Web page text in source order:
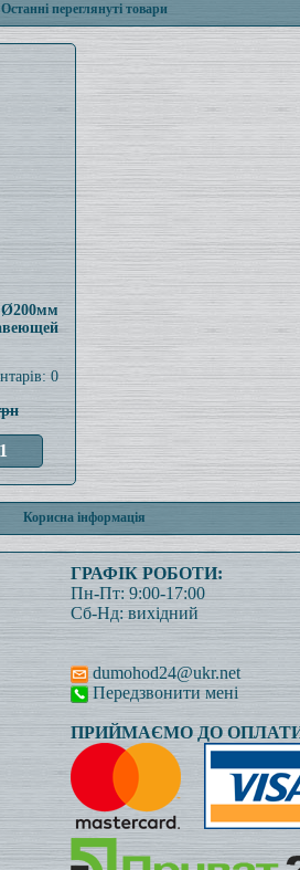
Останні переглянуті товари
Ø200мм
0
Корисна інформація
ГРАФІК РОБОТИ:
Пн-Пт: 9:00-17:00
Сб-Нд: вихідний
dumohod24@ukr.net
Передзвонити мені
ПРИЙМАЄМО ДО